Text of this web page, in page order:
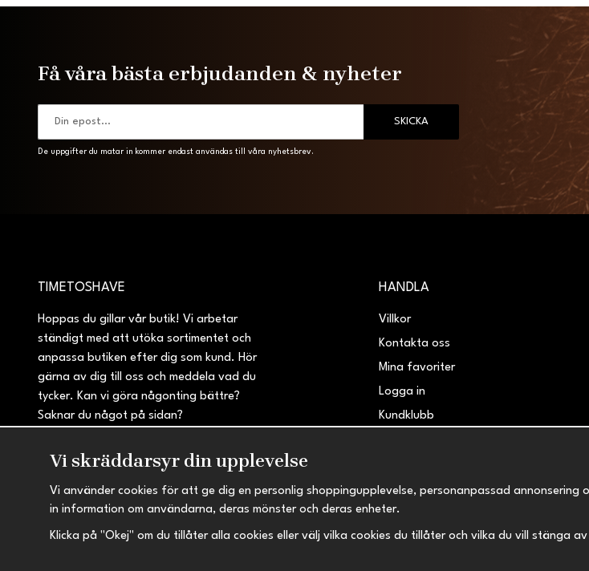
Få våra bästa erbjudanden & nyheter
SKICKA
De uppgifter du matar in kommer endast användas till våra nyhetsbrev.
TIMETOSHAVE
Hoppas du gillar vår butik! Vi arbetar
ständigt med att utöka sortimentet och
anpassa butiken efter dig som kund. Hör
gärna av dig till oss och meddela vad du
tycker. Kan vi göra någonting bättre?
Saknar du något på sidan?
HANDLA
Villkor
Kontakta oss
Mina favoriter
Logga in
Kundklubb
Vi skräddarsyr din upplevelse
Vi använder cookies för att ge dig en personlig shoppingupplevelse, personanpassad
in information om användarna, deras mönster och deras enheter.
Klicka på "Okej" om du tillåter alla cookies eller välj vilka cookies du tillåter och vilka du vill stänga